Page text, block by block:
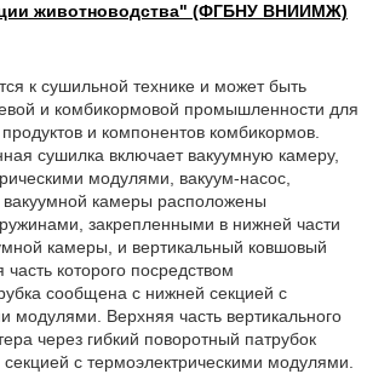
животноводства" (ФГБНУ ВНИИМЖ)
к сушильной технике и может быть
и комбикормовой промышленности для
и компонентов комбикормов.
сушилка включает вакуумную камеру,
модулями, вакуум-насос,
вакуумной камеры расположены
закрепленными в нижней части
камеры, и вертикальный ковшовый
которого посредством
сообщена с нижней секцией с
модулями. Верхняя часть вертикального
через гибкий поворотный патрубок
с термоэлектрическими модулями.